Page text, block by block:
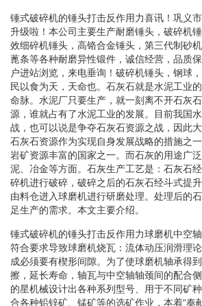
锤式破碎机的锤头打击反作用力喜讯！巩义
升级啦！本公司主要生产耐磨锤头，破碎机
效细碎机锤头，高铬合金锤头，第三代制砂
蓖条等各种耐磨异性锻件，诚信经营，品质
户进站浏览，来电垂询！破碎机锤头，钢球
民以食为天，天命也。石灰石就是水泥工业
命脉。水泥厂只要生产，就一刻离不开石灰
源，谁就占有了水泥工业的发展。目前我国
战，也可以说是争夺石灰石资源之战，因此
石灰石资源作为实现自身发展战略的措施之
岩矿资源丰富的国家之一。而石灰的用途广
泥、冶金等方面。石灰生产工艺是：石灰石
碎机进行破碎，破碎之后的石灰石经斗式提
由料仓进入球磨机进行研磨处理。处理后的
足生产的需求。本文主要介绍。
锤式破碎机的锤头打击反作用力球磨机中空
符合要求导致球磨机烧瓦：流体动压润滑理
成必须要有楔形间隙。为了使球磨机轴承得
擦，延长寿命，轴瓦与中空轴轴颈间的配合
的星机械设计出各种系列型号、用于不同矿
合各种铅锌矿、锰矿等的选矿作业，本着“奉